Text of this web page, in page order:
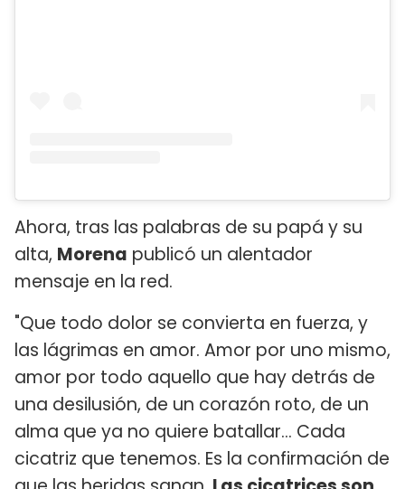
Ahora, tras las palabras de su papá y su
alta, Morena publicó un alentador
mensaje en la red.
"Que todo dolor se convierta en fuerza, y
las lágrimas en amor. Amor por uno mismo,
amor por todo aquello que hay detrás de
una desilusión, de un corazón roto, de un
alma que ya no quiere batallar... Cada
cicatriz que tenemos. Es la confirmación de